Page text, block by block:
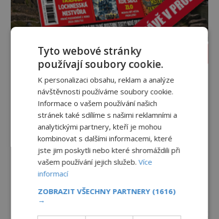
PROLISTOVAT ČASOPIS
Tyto webové stránky
používají soubory cookie.
K personalizaci obsahu, reklam a analýze
návštěvnosti používáme soubory cookie.
Informace o vašem používání našich
stránek také sdílíme s našimi reklamními a
analytickými partnery, kteří je mohou
kombinovat s dalšími informacemi, které
jste jim poskytli nebo které shromáždili při
vašem používání jejich služeb.Více
informací
ZOBRAZIT VŠECHNY PARTNERY (1616)
→